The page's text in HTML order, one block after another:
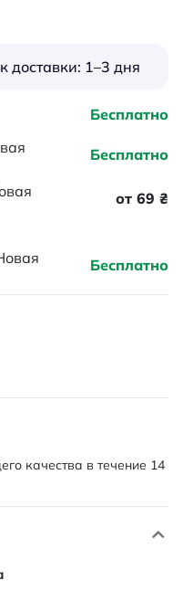
доставки: 1–3 дня
Бесплатно
Бесплатно
от 69 ₴
Бесплатно
качества в течение 14